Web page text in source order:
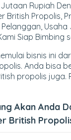
Rupiah
British Propolis,
Siap Bimbing
bisnis ini
Anda bisa
propolis juga.
Akan Anda
British